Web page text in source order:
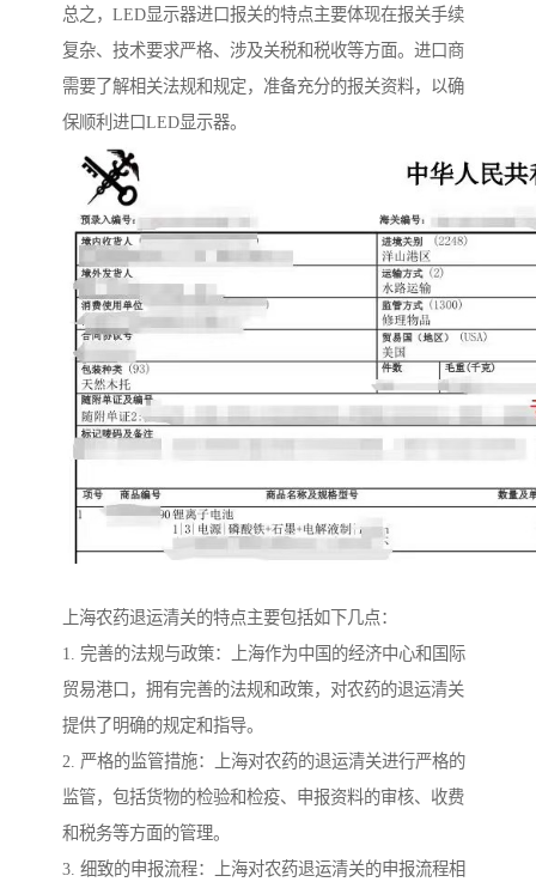
总之，LED显示器进口报关的特点主要体现在报关手续
复杂、技术要求严格、涉及关税和税收等方面。进口商
需要了解相关法规和规定，准备充分的报关资料，以确
保顺利进口LED显示器。
上海农药退运清关的特点主要包括如下几点：
1. 完善的法规与政策：上海作为中国的经济中心和国际
贸易港口，拥有完善的法规和政策，对农药的退运清关
提供了明确的规定和指导。
2. 严格的监管措施：上海对农药的退运清关进行严格的
监管，包括货物的检验和检疫、申报资料的审核、收费
和税务等方面的管理。
3. 细致的申报流程：上海对农药退运清关的申报流程相